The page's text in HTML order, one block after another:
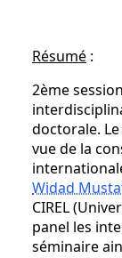
Résumé :
2ème
doctorale.
vue de la
Widad
CIREL
panel les
séminaire